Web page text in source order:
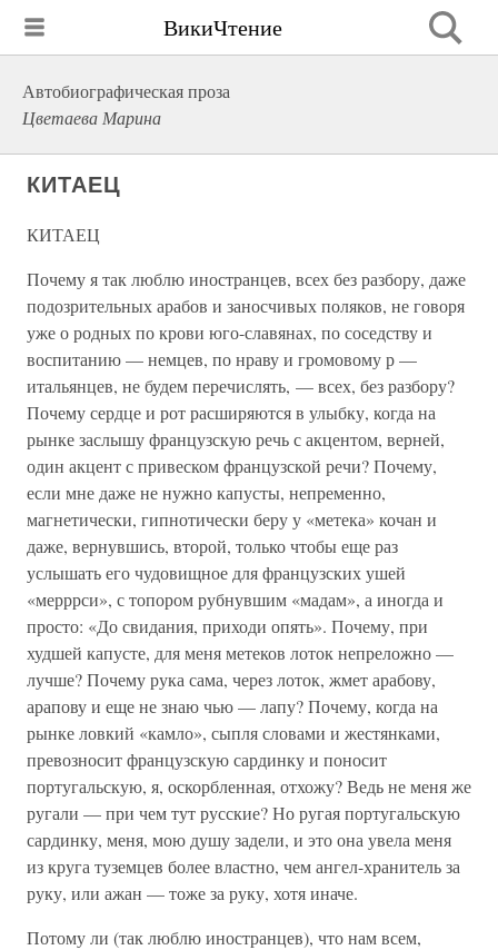
ВикиЧтение
Автобиографическая проза
Цветаева Марина
КИТАЕЦ
КИТАЕЦ
Почему я так люблю иностранцев, всех без разбору, даже
подозрительных арабов и заносчивых поляков, не говоря
уже о родных по крови юго-славянах, по соседству и
воспитанию — немцев, по нраву и громовому р —
итальянцев, не будем перечислять, — всех, без разбору?
Почему сердце и рот расширяются в улыбку, когда на
рынке заслышу французскую речь с акцентом, верней,
один акцент с привеском французской речи? Почему,
если мне даже не нужно капусты, непременно,
магнетически, гипнотически беру у «метека» кочан и
даже, вернувшись, второй, только чтобы еще раз
услышать его чудовищное для французских ушей
«мерррси», с топором рубнувшим «мадам», а иногда и
просто: «До свидания, приходи опять». Почему, при
худшей капусте, для меня метеков лоток непреложно —
лучше? Почему рука сама, через лоток, жмет арабову,
арапову и еще не знаю чью — лапу? Почему, когда на
рынке ловкий «камло», сыпля словами и жестянками,
превозносит французскую сардинку и поносит
португальскую, я, оскорбленная, отхожу? Ведь не меня же
ругали — при чем тут русские? Но ругая португальскую
сардинку, меня, мою душу задели, и это она увела меня
из круга туземцев более властно, чем ангел-хранитель за
руку, или ажан — тоже за руку, хотя иначе.
Потому ли (так люблю иностранцев), что нам всем,